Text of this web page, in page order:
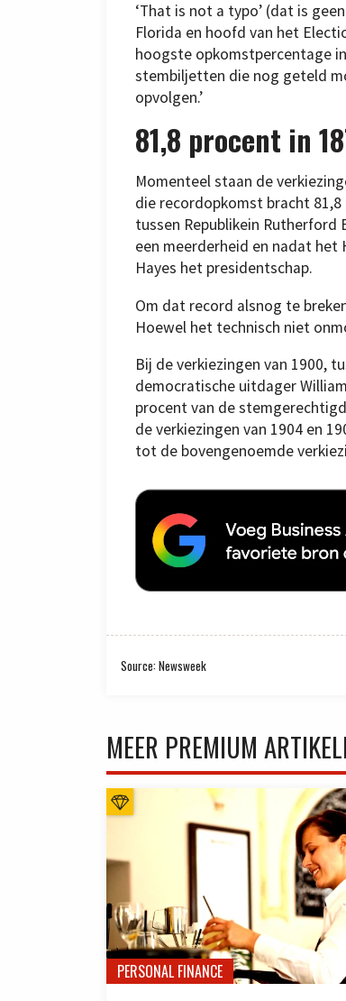
‘That is not a typo’ (dat is
Florida en hoofd van het
hoogste opkomstpercentage
stembiljetten die nog geteld
opvolgen.’
81,8 procent in
Momenteel staan de
die recordopkomst bracht
tussen Republikein Rutherford
een meerderheid en nadat het
Hayes het presidentschap.
Om dat record alsnog te
Hoewel het technisch niet
Bij de verkiezingen van 1900,
democratische uitdager
procent van de
de verkiezingen van 1904 en
tot de bovengenoemde
Source: Newsweek
MEER PREMIUM
PERSONAL FINANCE